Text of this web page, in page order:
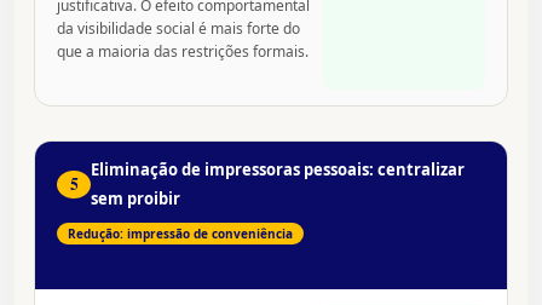
justificativa. O efeito comportamental
da visibilidade social é mais forte do
que a maioria das restrições formais.
5
Eliminação de impressoras pessoais: centralizar
sem proibir
Redução: impressão de conveniência